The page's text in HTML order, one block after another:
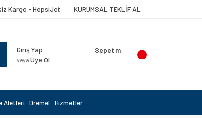
Kargo - HepsiJet KURUMSAL TEKLİF AL
Giriş Yap
veya Üye Ol
Sepetim
Aletleri Dremel Hizmetler